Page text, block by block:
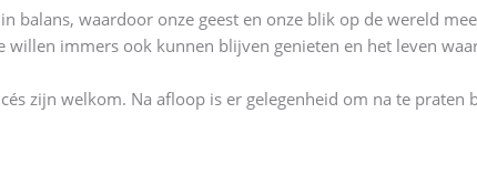
balans, waardoor onze geest en onze blik op de wereld
immers ook kunnen blijven genieten en het leven
zijn welkom. Na afloop is er gelegenheid om na te praten